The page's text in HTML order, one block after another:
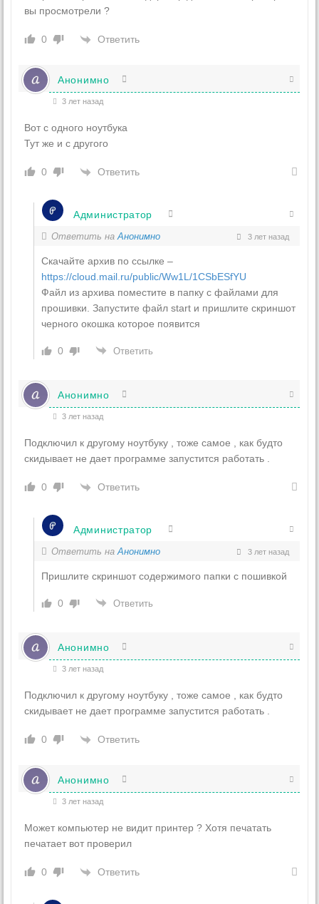
вы просмотрели ?
0 Ответить
Анонимно
3 лет назад
Вот с одного ноутбука
Тут же и с другого
0 Ответить
Администратор
Ответить на Анонимно 3 лет назад
Скачайте архив по ссылке –
https://cloud.mail.ru/public/Ww1L/1CSbESfYU
Файл из архива поместите в папку с файлами для
прошивки. Запустите файл start и пришлите скриншот
черного окошка которое появится
0 Ответить
Анонимно
3 лет назад
Подключил к другому ноутбуку , тоже самое , как будто
скидывает не дает программе запустится работать .
0 Ответить
Администратор
Ответить на Анонимно 3 лет назад
Пришлите скриншот содержимого папки с пошивкой
0 Ответить
Анонимно
3 лет назад
Подключил к другому ноутбуку , тоже самое , как будто
скидывает не дает программе запустится работать .
0 Ответить
Анонимно
3 лет назад
Может компьютер не видит принтер ? Хотя печатать
печатает вот проверил
0 Ответить